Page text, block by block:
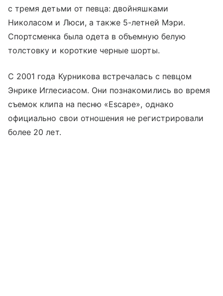
с тремя детьми от певца: двойняшками
Николасом и Люси, а также 5-летней Мэри.
Спортсменка была одета в объемную белую
толстовку и короткие черные шорты.
С 2001 года Курникова встречалась с певцом
Энрике Иглесиасом. Они познакомились во время
съемок клипа на песню «Escape», однако
официально свои отношения не регистрировали
более 20 лет.